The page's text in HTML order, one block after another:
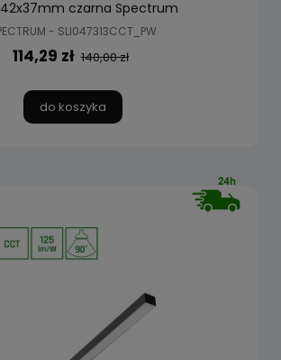
czarna Spectrum
- SLI047313CCT_PW
114,29 zł 140,00 zł
do koszyka